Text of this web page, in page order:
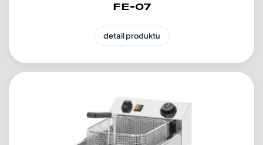
FE-07
detail produktu